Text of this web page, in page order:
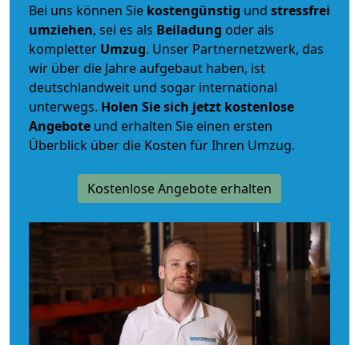
Bei uns können Sie kostengünstig und stressfrei
umziehen, sei es als Beiladung oder als
kompletter Umzug. Unser Partnernetzwerk, das
wir über die Jahre aufgebaut haben, ist
deutschlandweit und sogar international
unterwegs. Holen Sie sich jetzt kostenlose
Angebote und erhalten Sie einen ersten
Überblick über die Kosten für Ihren Umzug.
Kostenlose Angebote erhalten